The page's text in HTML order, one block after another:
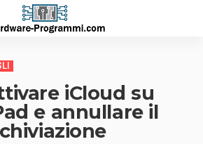
iCloud su
e annullare il